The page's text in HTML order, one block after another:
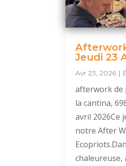
Jeudi 23
Avr 23, 2026 |
afterwork
la cantina,
avril 2026Ce
notre After
chaleureuse,